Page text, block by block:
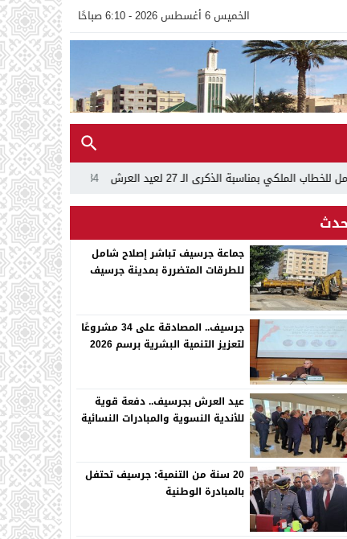
الخميس 6 أغسطس 2026 - 6:10 صباحًا
27 لعيد العرش 00:34 تهنئة عيد العرش المجيد بمناسبة
جماعة جرسيف تباشر إصلاح شامل
للطرقات المتضررة بمدينة جرسيف
جرسيف.. المصادقة على 34 مشروعًا
لتعزيز التنمية البشرية برسم 2026
عيد العرش بجرسيف.. دفعة قوية
للأندية النسوية والمبادرات النسائية
20 سنة من التنمية: جرسيف تحتفل
بالمبادرة الوطنية